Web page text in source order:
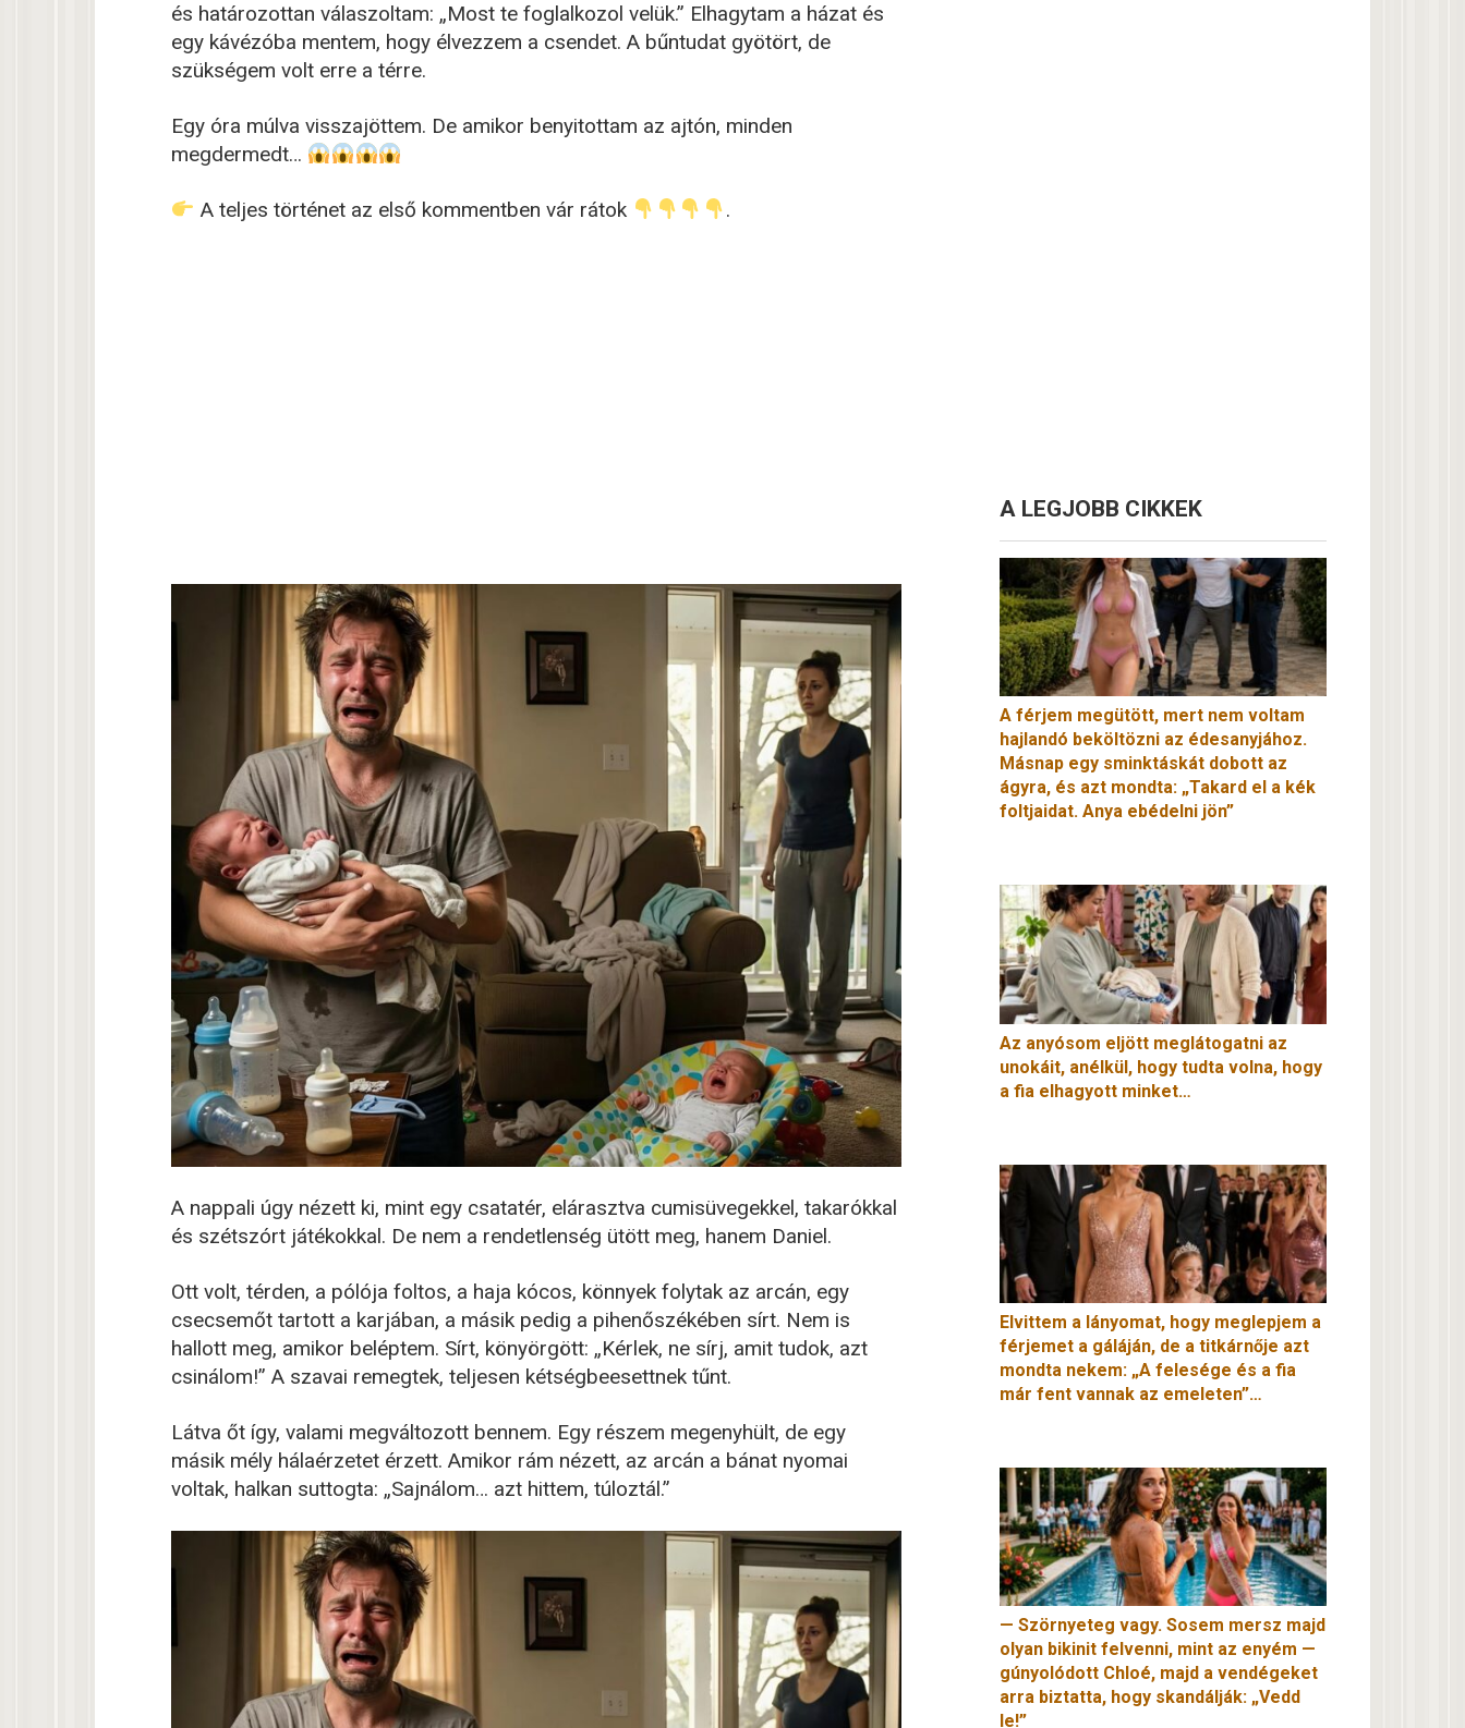
és határozottan válaszoltam: „Most te foglalkozol velük.” Elhagytam a házat és
egy kávézóba mentem, hogy élvezzem a csendet. A bűntudat gyötört, de
szükségem volt erre a térre.
Egy óra múlva visszajöttem. De amikor benyitottam az ajtón, minden
megdermedt…
A teljes történet az első kommentben vár rátok .
A nappali úgy nézett ki, mint egy csatatér, elárasztva cumisüvegekkel, takarókkal
és szétszórt játékokkal. De nem a rendetlenség ütött meg, hanem Daniel.
Ott volt, térden, a pólója foltos, a haja kócos, könnyek folytak az arcán, egy
csecsemőt tartott a karjában, a másik pedig a pihenőszékében sírt. Nem is
hallott meg, amikor beléptem. Sírt, könyörgött: „Kérlek, ne sírj, amit tudok, azt
csinálom!” A szavai remegtek, teljesen kétségbeesettnek tűnt.
Látva őt így, valami megváltozott bennem. Egy részem megenyhült, de egy
másik mély hálaérzetet érzett. Amikor rám nézett, az arcán a bánat nyomai
voltak, halkan suttogta: „Sajnálom… azt hittem, túloztál.”
A LEGJOBB CIKKEK
A férjem megütött, mert nem voltam
hajlandó beköltözni az édesanyjához.
Másnap egy sminktáskát dobott az
ágyra, és azt mondta: „Takard el a kék
foltjaidat. Anya ebédelni jön”
Az anyósom eljött meglátogatni az
unokáit, anélkül, hogy tudta volna, hogy
a fia elhagyott minket…
Elvittem a lányomat, hogy meglepjem a
férjemet a gáláján, de a titkárnője azt
mondta nekem: „A felesége és a fia
már fent vannak az emeleten”…
— Szörnyeteg vagy. Sosem mersz majd
olyan bikinit felvenni, mint az enyém —
gúnyolódott Chloé, majd a vendégeket
arra biztatta, hogy skandálják: „Vedd
le!”